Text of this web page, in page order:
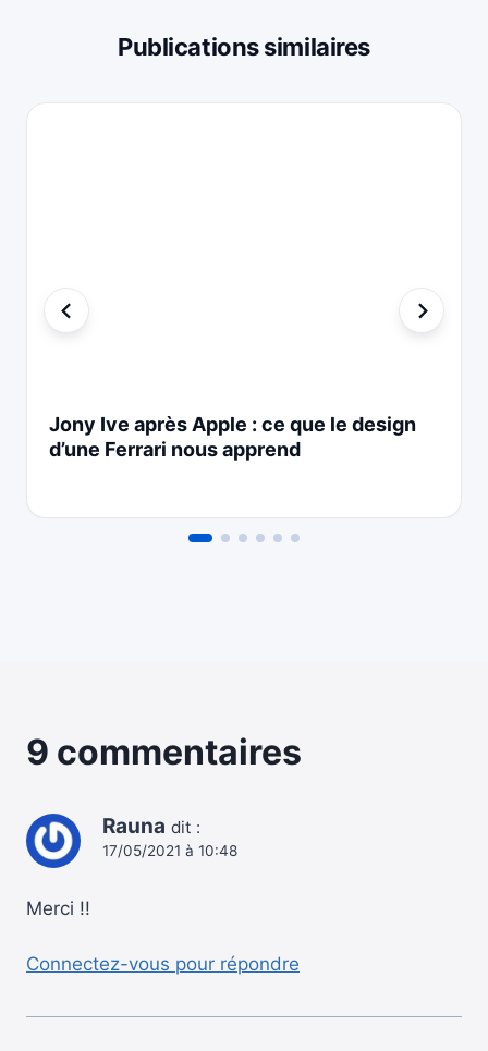
Publications similaires
Jony Ive après Apple : ce que le design
d’une Ferrari nous apprend
9 commentaires
Rauna dit :
17/05/2021 à 10:48
Merci !!
Connectez-vous pour répondre